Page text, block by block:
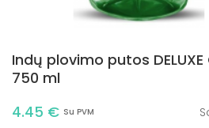
Indų plovimo putos
750 ml
4.45 € Su PVM